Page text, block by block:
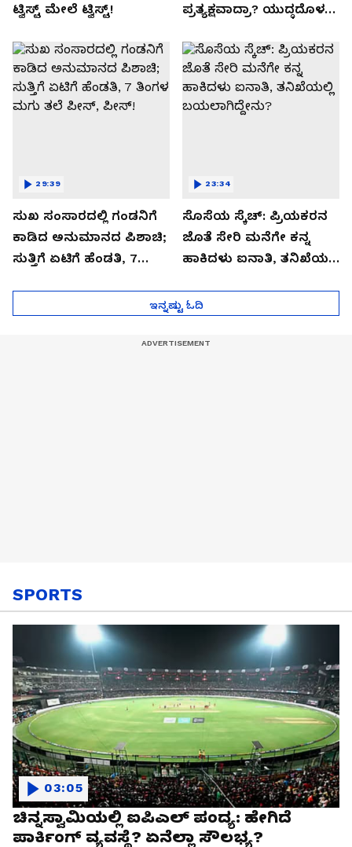
ಟ್ವಿಸ್ಟ್​ ಮೇಲೆ ಟ್ವಿಸ್ಟ್!
ಪ್ರತ್ಯಕ್ಷವಾದ್ರಾ? ಯುದ್ಧದೊಳಗೆ
ಸುಖ ಸಂಸಾರದಲ್ಲಿ ಗಂಡನಿಗೆ
ಕಾಡಿದ ಅನುಮಾನದ ಪಿಶಾಚಿ;
ಸುತ್ತಿಗೆ ಏಟಿಗೆ ಹೆಂಡತಿ, 7
29:39
ಸೊಸೆಯ ಸ್ಕೆಚ್: ಪ್ರಿಯಕರನ
ಜೊತೆ ಸೇರಿ ಮನೆಗೇ ಕನ್ನ
ಹಾಕಿದಳು ಐನಾತಿ, ತನಿಖೆಯಲ್ಲಿ
23:34
ಇನ್ನಷ್ಟು ಓದಿ
SPORTS
ಚಿನ್ನಸ್ವಾಮಿಯಲ್ಲಿ ಐಪಿಎಲ್‌ ಪಂದ್ಯ: ಹೇಗಿದೆ
ಪಾರ್ಕಿಂಗ್ ವ್ಯವಸ್ಥೆ? ಏನೆಲ್ಲಾ ಸೌಲಭ್ಯ?
03:05